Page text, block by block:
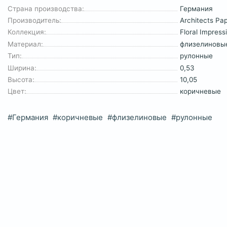
Страна производства:
Германия
Производитель:
Architects
Коллекция:
Floral
Материал:
Тип:
рулонные
Ширина:
0,53
Высота:
10,05
Цвет:
коричневые
#Германия #коричневые #флизелиновые #рулонные